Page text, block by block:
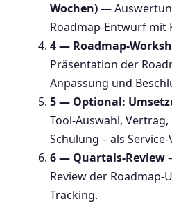
Wochen)—
Roadmap-Entwurf mit
4 — Roadmap-
Präsentation der
Anpassung und
5 — Optional:
Tool-Auswahl,
Schulung – als
6 — Quartals-Review
Review der Roadmap-
Tracking.